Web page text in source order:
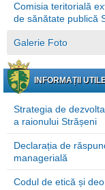
Comisia teritorială
de sănătate publică
Galerie Foto
INFORMAȚII
Strategia de
a raionului Strășeni
Declarația de
managerială
Codul de etică și